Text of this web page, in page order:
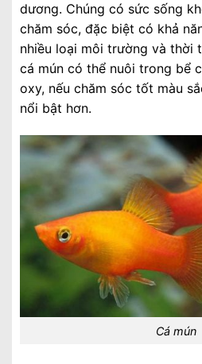
dương. Chúng có sức sống
chăm sóc, đặc biệt có khả
nhiều loại môi trường và thời
cá mún có thể nuôi trong bể
oxy, nếu chăm sóc tốt màu
nổi bật hơn.
Cá mún